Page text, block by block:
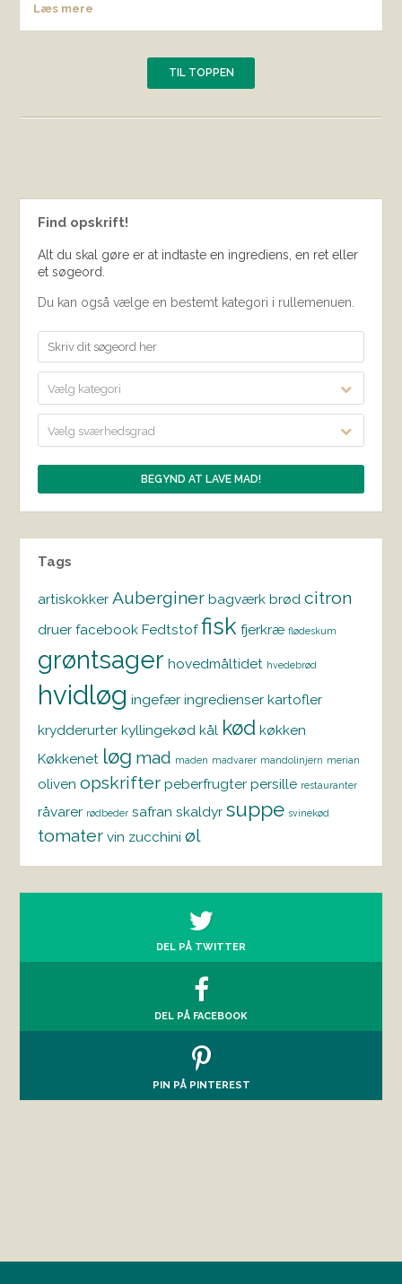
Læs mere
TIL TOPPEN
Find opskrift!
Alt du skal gøre er at indtaste en ingrediens, en ret eller
et søgeord.
Du kan også vælge en bestemt kategori i rullemenuen.
Vælg kategori
Vælg sværhedsgrad
Tags
artiskokker Auberginer bagværk brød citron
druer facebook Fedtstof fisk fjerkræ flødeskum
grøntsager hovedmåltidet hvedebrød
hvidløg ingefær ingredienser kartofler
krydderurter kyllingekød kål kød køkken
Køkkenet løg mad maden madvarer mandolinjern merian
oliven opskrifter peberfrugter persille restauranter
råvarer rødbeder safran skaldyr suppe svinekød
tomater vin zucchini øl
DEL PÅ TWITTER
DEL PÅ FACEBOOK
PIN PÅ PINTEREST